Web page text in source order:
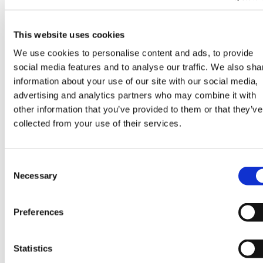
This website uses cookies
We use cookies to personalise content and ads, to provide
social media features and to analyse our traffic. We also
information about your use of our site with our social media,
advertising and analytics partners who may combine it with
other information that you’ve provided to them or that they’ve
collected from your use of their services.
Selection
Necessary
Preferences
Statistics
2. Kostnadsfri offert
Du får en kostnadsfri offert baserad på dina behov.
3. Installation
Välj en installatör som installerar laddstationerna hos
dig.
4. Drift
5. Löpande drift och support
Support ingår dygnet runt.